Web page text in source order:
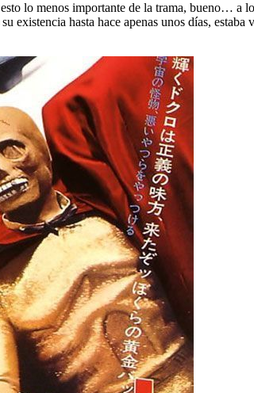
lo menos importante de la trama, bueno… a
existencia hasta hace apenas unos días,